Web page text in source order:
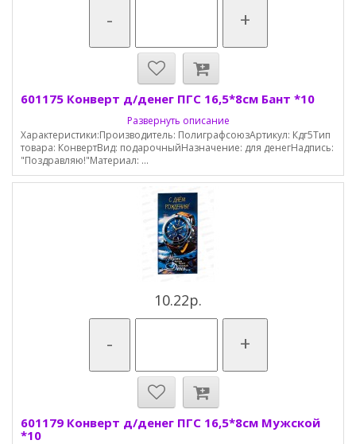
- +
601175 Конверт д/денег ПГС 16,5*8см Бант *10
Развернуть описание
Характеристики:Производитель: ПолиграфсоюзАртикул: Кдг5Тип
товара: КонвертВид: подарочныйНазначение: для денегНадпись:
"Поздравляю!"Материал: ...
10.22р.
- +
601179 Конверт д/денег ПГС 16,5*8см Мужской
*10